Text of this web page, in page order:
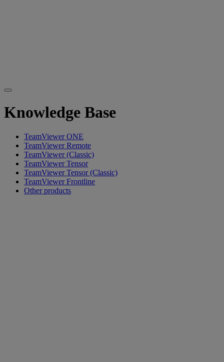
Knowledge Base
TeamViewer ONE
TeamViewer Remote
TeamViewer (Classic)
TeamViewer Tensor
TeamViewer Tensor (Classic)
TeamViewer Frontline
Other products